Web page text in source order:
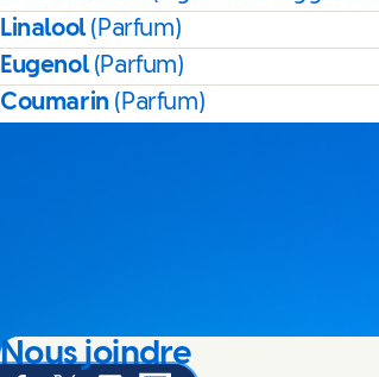
Linalool(Parfum)
Eugenol(Parfum)
Coumarin (Parfum)
Nous joindre